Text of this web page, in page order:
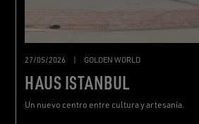
27/05/2026 | GOLDEN WORLD
HAUS ISTANBUL
Un nuevo centro entre cultura y artesanía.